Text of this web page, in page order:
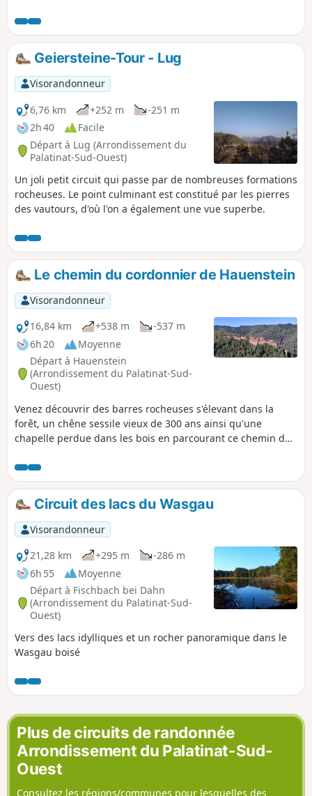
là que mène l'un des sentiers premium les plus
passionnants du Dahner Felsenland, connu pour ses
immenses rochers de grès rouge. Le Rumberg-Steig tire
son nom des légendaires tours rocheuses qui s'alignent sur
la longue crête du Rumberges.
Geiersteine-Tour - Lug
Visorandonneur
6,76 km
+252 m
-251 m
2h 40
Facile
Départ à Lug (Arrondissement du
Palatinat-Sud-Ouest)
Un joli petit circuit qui passe par de nombreuses formations
rocheuses. Le point culminant est constitué par les pierres
des vautours, d'où l'on a également une vue superbe.
Le chemin du cordonnier de Hauenstein
Visorandonneur
16,84 km
+538 m
-537 m
6h 20
Moyenne
Départ à Hauenstein
(Arrondissement du Palatinat-Sud-
Ouest)
Venez découvrir des barres rocheuses s'élevant dans la
forêt, un chêne sessile vieux de 300 ans ainsi qu'une
chapelle perdue dans les bois en parcourant ce chemin du
Circuit des lacs du Wasgau
Visorandonneur
21,28 km
+295 m
-286 m
6h 55
Moyenne
Départ à Fischbach bei Dahn
(Arrondissement du Palatinat-Sud-
Ouest)
Vers des lacs idylliques et un rocher panoramique dans le
Wasgau boisé
Plus de circuits de randonnée
Arrondissement du Palatinat-Sud-
Ouest
Consultez les régions/communes pour lesquelles des